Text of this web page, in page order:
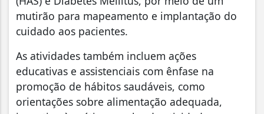
mutirão para mapeamento e implantação do
cuidado aos pacientes.
As atividades também incluem ações
educativas e assistenciais com ênfase na
promoção de hábitos saudáveis, como
orientações sobre alimentação adequada,